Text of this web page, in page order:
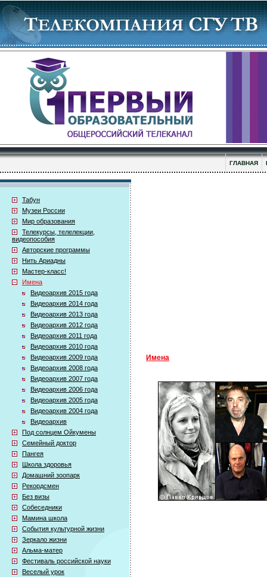
ГЛАВНАЯ
Табун
Музеи России
Мир образования
Телекурсы, телелекции,
видеопособия
Авторские программы
Нить Ариадны
Мастер-класс!
Имена
Видеоархив 2015 года
Видеоархив 2014 года
Видеоархив 2013 года
Видеоархив 2012 года
Видеоархив 2011 года
Видеоархив 2010 года
Видеоархив 2009 года
Видеоархив 2008 года
Видеоархив 2007 года
Видеоархив 2006 года
Видеоархив 2005 года
Видеоархив 2004 года
Видеоархив
Под солнцем Ойкумены
Семейный доктор
Пангея
Школа здоровья
Домашний зоопарк
Рекордсмен
Без визы
Собеседники
Мамина школа
События культурной жизни
Зеркало жизни
Альма-матер
Фестиваль российской науки
Веселый урок
Имена